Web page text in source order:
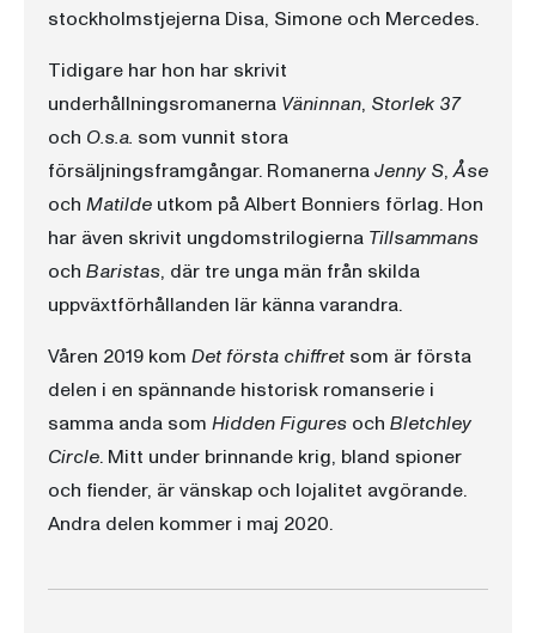
stockholmstjejerna Disa, Simone och Mercedes.
Tidigare har hon har skrivit
underhållningsromanerna Väninnan, Storlek 37
och O.s.a. som vunnit stora
försäljningsframgångar. RomanernaJenny S,Åse
och Matilde utkom på Albert Bonniers förlag. Hon
har även skrivit ungdomstrilogierna Tillsammans
och Baristas, där tre unga män från skilda
uppväxtförhållanden lär känna varandra.
Våren 2019 kom Det första chiffretsom är första
delen i en spännande historisk romanserie i
samma anda som Hidden Figures och Bletchley
Circle. Mitt under brinnande krig, bland spioner
och fiender, är vänskap och lojalitet avgörande.
Andra delen kommer i maj 2020.